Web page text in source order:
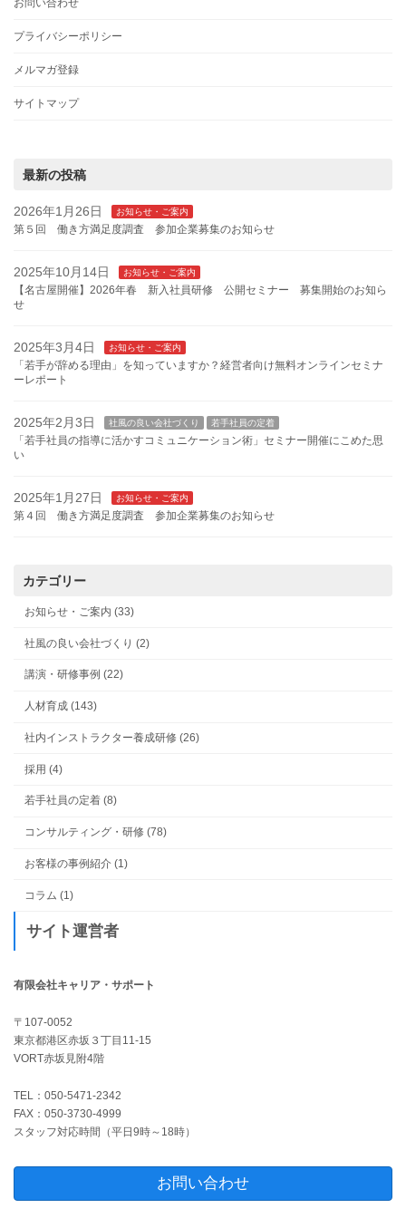
お問い合わせ
プライバシーポリシー
メルマガ登録
サイトマップ
最新の投稿
2026年1月26日 お知らせ・ご案内
第５回 働き方満足度調査 参加企業募集のお知らせ
2025年10月14日 お知らせ・ご案内
【名古屋開催】2026年春 新入社員研修 公開セミナー 募集開始のお知ら
せ
2025年3月4日 お知らせ・ご案内
「若手が辞める理由」を知っていますか？経営者向け無料オンラインセミナ
ーレポート
2025年2月3日 社風の良い会社づくり 若手社員の定着
「若手社員の指導に活かすコミュニケーション術」セミナー開催にこめた思
い
2025年1月27日 お知らせ・ご案内
第４回 働き方満足度調査 参加企業募集のお知らせ
カテゴリー
お知らせ・ご案内 (33)
社風の良い会社づくり (2)
講演・研修事例 (22)
人材育成 (143)
社内インストラクター養成研修 (26)
採用 (4)
若手社員の定着 (8)
コンサルティング・研修 (78)
お客様の事例紹介 (1)
コラム (1)
サイト運営者
有限会社キャリア・サポート
〒107-0052
東京都港区赤坂３丁目11-15
VORT赤坂見附4階
TEL：050-5471-2342
FAX：050-3730-4999
スタッフ対応時間（平日9時～18時）
お問い合わせ